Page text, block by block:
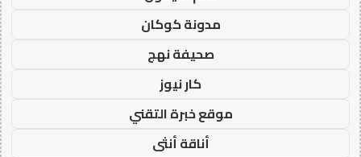
مدونة كوكان
صحيفة نهج
كار نيوز
موقع خبرة التقني
أناقة أنثى